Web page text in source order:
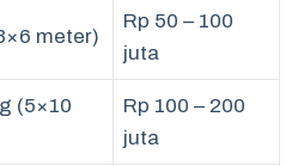
meter)
Rp 50 – 100
juta
(5×10
Rp 100 – 200
juta